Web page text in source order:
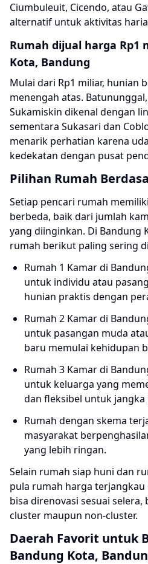
Ciumbuleuit, Cicendo, atau
alternatif untuk aktivitas
Rumah dijual harga Rp1
Kota, Bandung
Mulai dari Rp1 miliar, hunian
menengah atas.
Sukamiskin dikenal dengan
sementara Sukasari dan
menarik perhatian karena
kedekatan dengan pusat
Pilihan Rumah
Setiap pencari rumah
berbeda, baik dari jumlah
yang diinginkan. Di Bandung
rumah berikut paling sering
Rumah 1 Kamar di
untuk individu atau
hunian praktis dengan
Rumah 2 Kamar di
untuk pasangan muda
baru memulai kehidupan
Rumah 3 Kamar di
untuk keluarga yang
dan fleksibel untuk jangka
Rumah dengan skema
masyarakat
yang lebih ringan.
Selain rumah siap huni dan
pula rumah harga terjangkau
bisa direnovasi sesuai
cluster maupun non-cluster.
Daerah Favorit untuk
Bandung Kota,